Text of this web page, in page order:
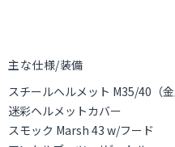
主な仕様/装備
スチールヘルメット M35/40（金
迷彩ヘルメットカバー
スモック Marsh 43 w/フード